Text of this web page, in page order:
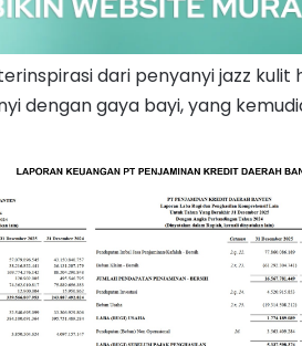
dari penyanyi jazz kulit
dengan gaya bayi, yang